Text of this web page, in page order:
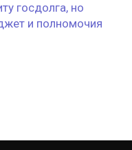
госдолга, но
и полномочия